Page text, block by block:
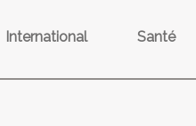
International Santé